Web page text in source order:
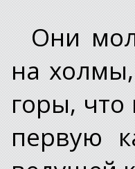
Они
на
горы, что
первую